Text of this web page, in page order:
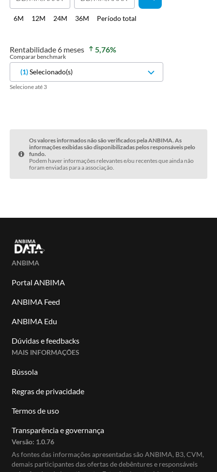
6M 12M 24M 36M Período total
Rentabilidade 6 meses 5,76%
Comparar benchmark
(1)Selecionado(s)
Selecione até 3
Os valores informados não são verificados pela ANBIMA. As
informações exibidas são disponibilizadas pelos responsáveis pelo
fundo.
Podem haver informações relevantes e/ou recentes que ainda não
foram enviadas para a associação.
ANBIMA
Portal ANBIMA
ANBIMA Feed
ANBIMA Edu
Dúvidas e feedbacks
MAIS INFORMAÇÕES
Bússola
Regras de privacidade
Termos de uso
Transparência e governança
Versão: 1.0.76
As fontes das informações apresentadas são ANBIMA, B3, CVM,
demais participantes das ofertas de debêntures e responsáveis